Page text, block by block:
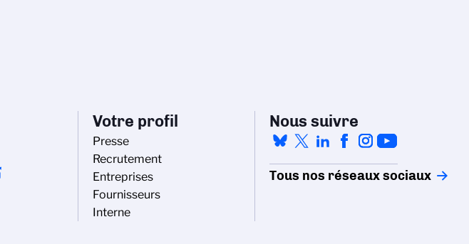
Votre profil
Presse
Recrutement
Entreprises
Fournisseurs
Interne
Nous suivre
Tous nos réseaux sociaux